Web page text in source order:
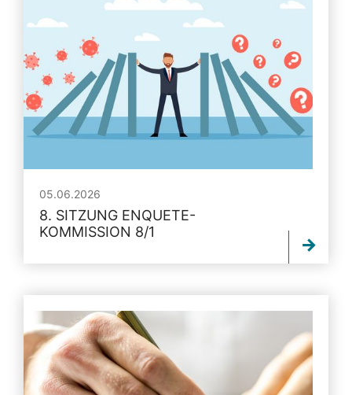
05.06.2026
8. SITZUNG ENQUETE-
KOMMISSION 8/1